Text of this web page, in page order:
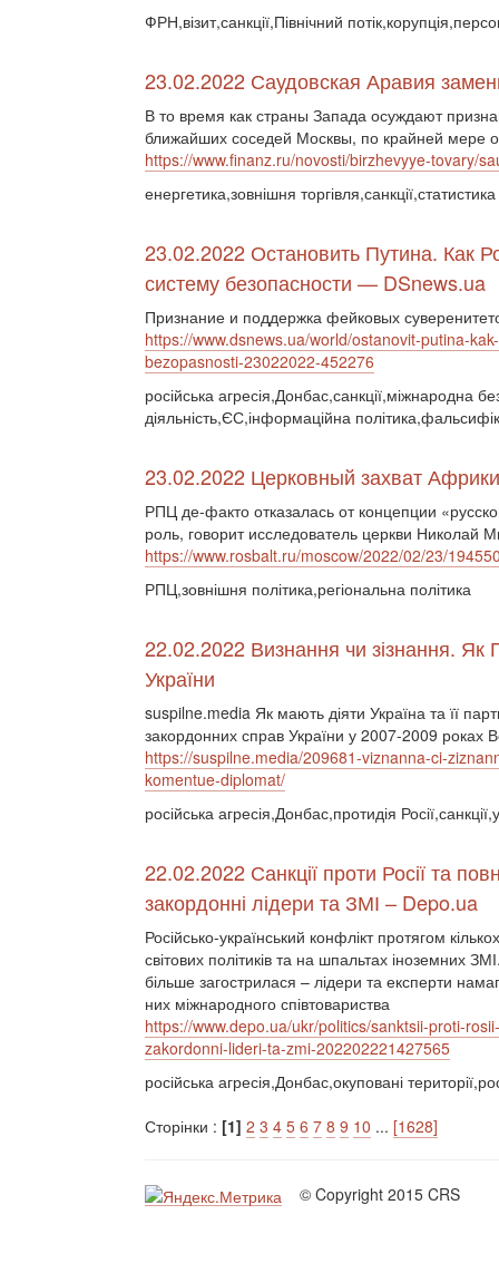
ФРН,візит,санкції,Північний
23.02.2022 Саудовская Аравия
В то время как страны Запада осуждают
ближайших соседей Москвы, по крайней мере
https://www.finanz.ru/novosti/birzhevyye-tovary/
енергетика,зовнішня торгівля,санкції,статистика
23.02.2022 Остановить Путина. Как
систему безопасности — DSnews.ua
Признание и поддержка фейковых
https://www.dsnews.ua/world/ostanovit-putina-
bezopasnosti-23022022-452276
російська агресія,Донбас,санкції,міжнародна
діяльність,ЄС,інформаційна
23.02.2022 Церковный захват
РПЦ де-факто отказалась от концепции
роль, говорит исследователь церкви Николай
https://www.rosbalt.ru/moscow/2022/02/23/
РПЦ,зовнішня політика,регіональна політика
22.02.2022 Визнання чи зізнання. Як
України
suspilne.media Як мають діяти Україна та її
закордонних справ України у 2007-2009 роках
https://suspilne.media/209681-viznanna-ci-
komentue-diplomat/
російська агресія,Донбас,протидія
22.02.2022 Санкції проти Росії та
закордонні лідери та ЗМІ – Depo.ua
Російсько-український конфлікт протягом
світових політиків та на шпальтах іноземних
більше загострилася – лідери та експерти
них міжнародного співтовариства
https://www.depo.ua/ukr/politics/sanktsii-proti-
zakordonni-lideri-ta-zmi-202202221427565
російська агресія,Донбас,окуповані
Сторінки : [1] 2 3 4 5 6 7 8 9 10 ... [1628]
© Copyright 2015 CRS